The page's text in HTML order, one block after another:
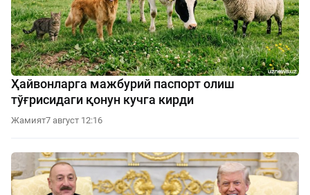
Ҳайвонларга мажбурий паспорт олиш
тўғрисидаги қонун кучга кирди
Жамият7 август 12:16